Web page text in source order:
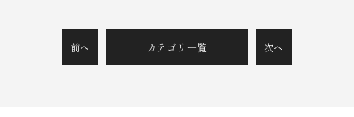
前へ カテゴリ一覧 次へ